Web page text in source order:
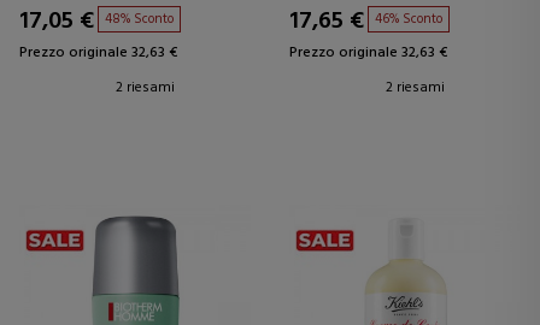
17,05 € 48% Sconto
Prezzo originale 32,63 €
2 riesami
17,65 € 46% Sconto
Prezzo originale 32,63 €
2 riesami